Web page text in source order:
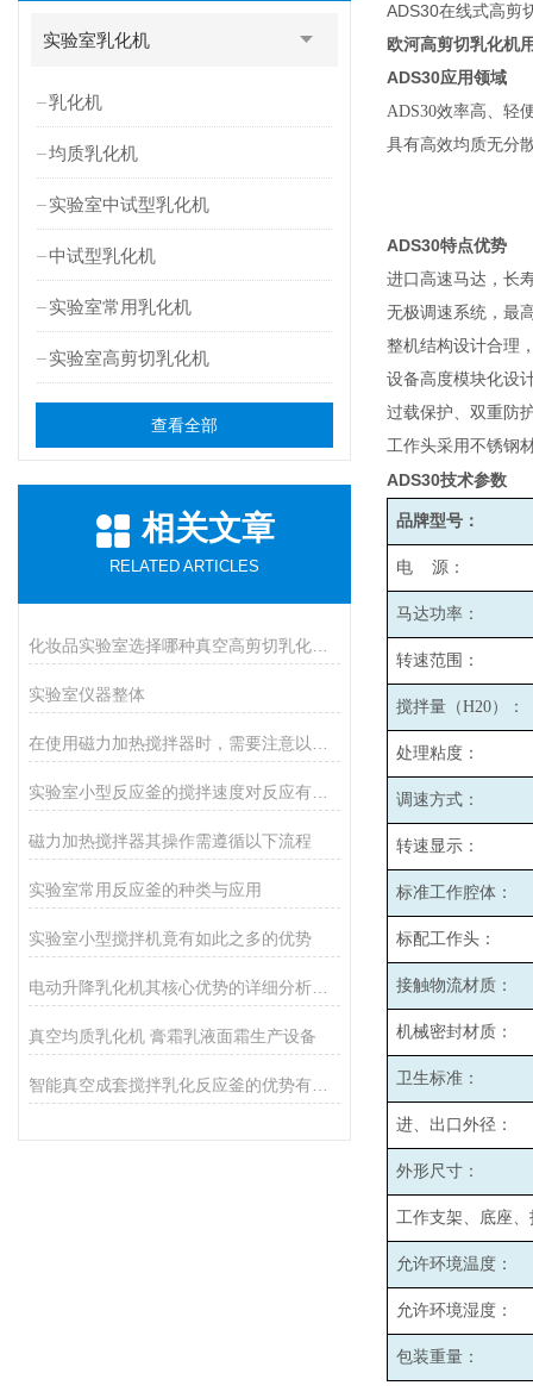
实验室乳化机
乳化机
均质乳化机
实验室中试型乳化机
中试型乳化机
实验室常用乳化机
实验室高剪切乳化机
查看全部
相关文章
RELATED ARTICLES
实验室仪器整体
磁力加热搅拌器其操作需遵循以下流程
实验室常用反应釜的种类与应用
实验室小型搅拌机竟有如此之多的优势
真空均质乳化机 膏霜乳液面霜生产设备
ADS30在线式高剪
欧河高剪切乳化机
ADS30应用领域
ADS30效率高、轻
具有高效均质无分
ADS30特点优势
进口高速马达，长
无极调速系统，最
整机结构设计合理
设备高度模块化设
过载保护、双重防
工作头采用不锈钢
ADS30技术参数
品牌型号：
电 源：
马达功率：
转速范围：
搅拌量（H20）：
处理粘度：
调速方式：
转速显示：
标准工作腔体：
标配工作头：
接触物流材质：
机械密封材质：
卫生标准：
进、出口外径：
外形尺寸：
工作支架、底座
允许环境温度：
允许环境湿度：
包装重量：